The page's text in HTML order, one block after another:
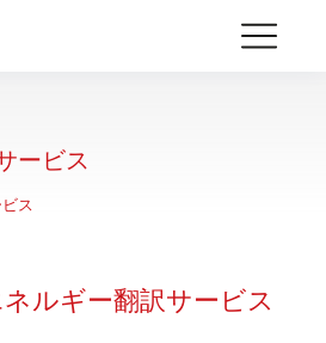
ービス
ス
ルギー翻訳サービス